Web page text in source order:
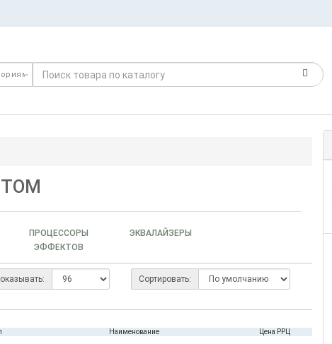
ПРОЦЕССОРЫ
ЭФФЕКТОВ
ЭКВАЛАЙЗЕРЫ
Сортировать:
Наименование Цена РРЦ